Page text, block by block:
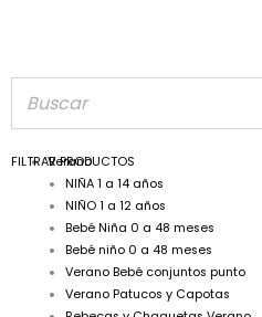
Verano
NIÑA 1 a 14 años
NIÑO 1 a 12 años
Bebé Niña 0 a 48 meses
Bebé niño 0 a 48 meses
Verano Bebé conjuntos punto
Verano Patucos y Capotas
FILTRAR PRODUCTOS